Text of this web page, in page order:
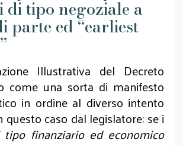
di tipo negoziale a
parte ed “earliest
Illustrativa del Decreto
come una sorta di manifesto
in ordine al diverso intento
questo caso dal legislatore: se i
finanziario ed economico